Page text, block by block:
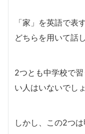
「家」を英語で
どちらを用いて話
2つとも中学校で
い人はいないでしょ
しかし、この2つ